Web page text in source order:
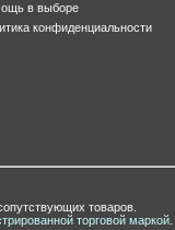
в выборе
конфиденциальности
товаров.
торговой